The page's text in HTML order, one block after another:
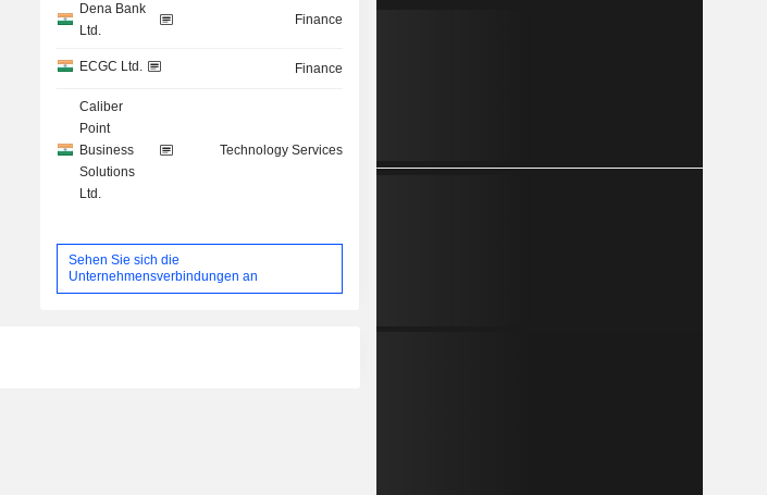
Dena Bank
Ltd.
Finance
ECGC Ltd. Finance
Caliber
Point
Business
Solutions
Ltd.
Technology Services
Sehen Sie sich die
Unternehmensverbindungen an